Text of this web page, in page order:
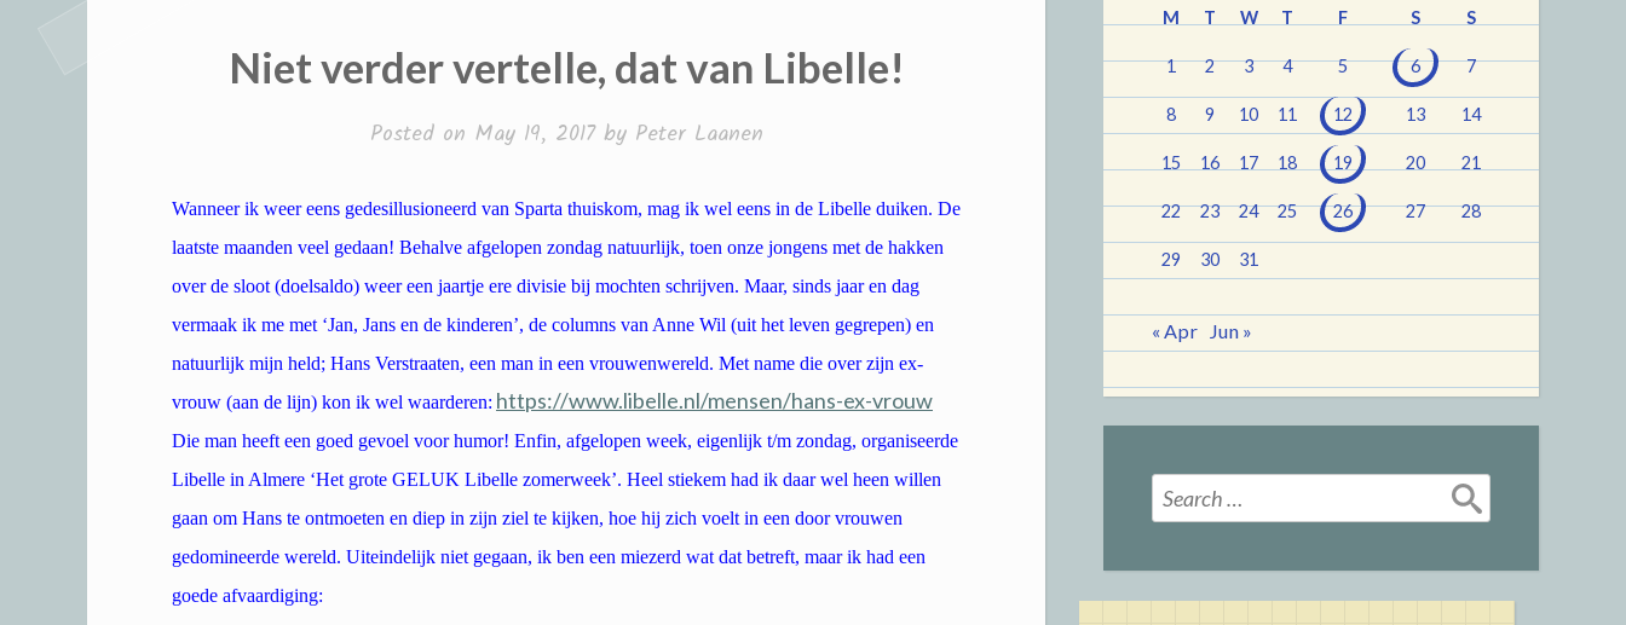
Niet verder vertelle, dat van Libelle!
Posted on May 19, 2017by Peter Laanen
Wanneer ik weer eens gedesillusioneerd van Sparta thuiskom, mag ik wel eens in de Libelle duiken. De
laatste maanden veel gedaan! Behalve afgelopen zondag natuurlijk, toen onze jongens met de hakken
over de sloot (doelsaldo) weer een jaartje ere divisie bij mochten schrijven. Maar, sinds jaar en dag
vermaak ik me met ‘Jan, Jans en de kinderen’, de columns van Anne Wil (uit het leven gegrepen) en
natuurlijk mijn held; Hans Verstraaten, een man in een vrouwenwereld. Met name die over zijn ex-
vrouw (aan de lijn) kon ik wel waarderen: https://www.libelle.nl/mensen/hans-ex-vrouw
Die man heeft een goed gevoel voor humor! Enfin, afgelopen week, eigenlijk t/m zondag, organiseerde
Libelle in Almere ‘Het grote GELUK Libelle zomerweek’. Heel stiekem had ik daar wel heen willen
gaan om Hans te ontmoeten en diep in zijn ziel te kijken, hoe hij zich voelt in een door vrouwen
gedomineerde wereld. Uiteindelijk niet gegaan, ik ben een miezerd wat dat betreft, maar ik had een
goede afvaardiging:
M T W T F S S
1 2 3 4 5 6 7
8 9 10 11 12 13 14
15 16 17 18 19 20 21
22 23 24 25 26 27 28
29 30 31
« Apr Jun »
Search
for: